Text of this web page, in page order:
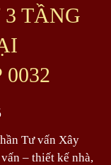
TẦNG
Tư vấn Xây
– thiết kế nhà,